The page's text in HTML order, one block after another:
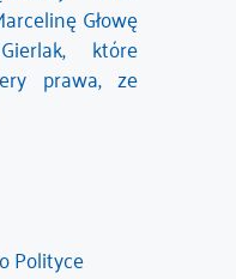
Głowę
które
prawa, ze
Polityce